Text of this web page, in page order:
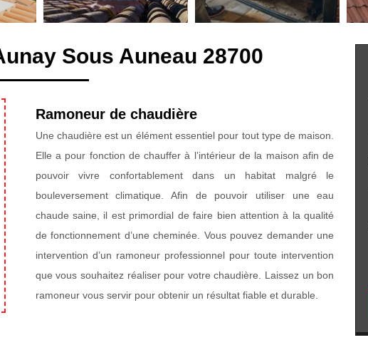
Sous Auneau 28700
Ramoneur de chaudière
Une chaudière est un élément essentiel pour tout type de maison.
Elle a pour fonction de chauffer à l’intérieur de la maison afin de
pouvoir vivre confortablement dans un habitat malgré le
bouleversement climatique. Afin de pouvoir utiliser une eau
chaude saine, il est primordial de faire bien attention à la qualité
de fonctionnement d’une cheminée. Vous pouvez demander une
intervention d’un ramoneur professionnel pour toute intervention
que vous souhaitez réaliser pour votre chaudière. Laissez un bon
ramoneur vous servir pour obtenir un résultat fiable et durable.